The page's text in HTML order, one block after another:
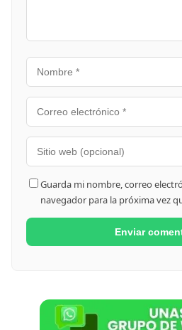
Guarda mi nombre, correo
navegador para la próxima vez